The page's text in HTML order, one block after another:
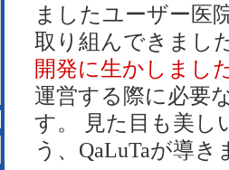
ましたユーザー医
取り組んできまし
開発に生かしまし
運営する際に必要
す。 見た目も美し
う、QaLuTaが導き